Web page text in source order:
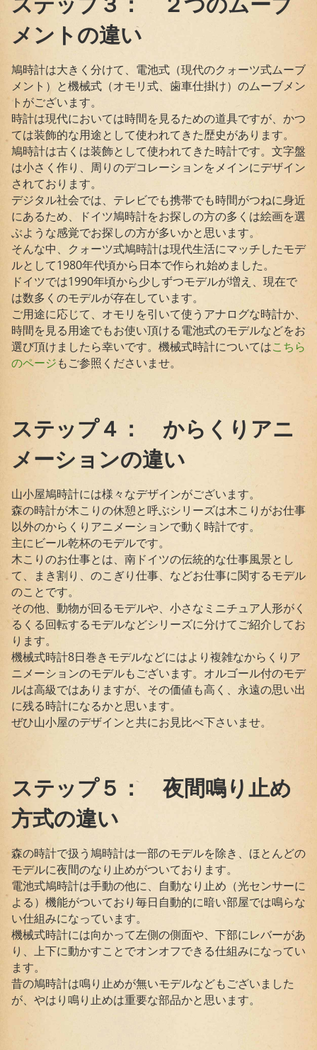
メントの違い
鳩時計は大きく分けて、電池式（現代のクォーツ式ムーブ
メント）と機械式（オモリ式、歯車仕掛け）のムーブメン
トがございます。
時計は現代においては時間を見るための道具ですが、かつ
ては装飾的な用途として使われてきた歴史があります。
鳩時計は古くは装飾として使われてきた時計です。文字盤
は小さく作り、周りのデコレーションをメインにデザイン
されております。
デジタル社会では、テレビでも携帯でも時間がつねに身近
にあるため、ドイツ鳩時計をお探しの方の多くは絵画を選
ぶような感覚でお探しの方が多いかと思います。
そんな中、クォーツ式鳩時計は現代生活にマッチしたモデ
ルとして1980年代頃から日本で作られ始めました。
ドイツでは1990年頃から少しずつモデルが増え、現在で
は数多くのモデルが存在しています。
ご用途に応じて、オモリを引いて使うアナログな時計か、
時間を見る用途でもお使い頂ける電池式のモデルなどをお
選び頂けましたら幸いです。機械式時計についてはこちら
のページ もご参照くださいませ。
ステップ４： からくりアニ
メーションの違い
山小屋鳩時計には様々なデザインがございます。
森の時計が木こりの休憩と呼ぶシリーズは木こりがお仕事
以外のからくりアニメーションで動く時計です。
主にビール乾杯のモデルです。
木こりのお仕事とは、南ドイツの伝統的な仕事風景とし
て、まき割り、のこぎり仕事、などお仕事に関するモデル
のことです。
その他、動物が回るモデルや、小さなミニチュア人形がく
るくる回転するモデルなどシリーズに分けてご紹介してお
ります。
機械式時計8日巻きモデルなどにはより複雑なからくりア
ニメーションのモデルもございます。オルゴール付のモデ
ルは高級ではありますが、その価値も高く、永遠の思い出
に残る時計になるかと思います。
ぜひ山小屋のデザインと共にお見比べ下さいませ。
ステップ５： 夜間鳴り止め
方式の違い
森の時計で扱う鳩時計は一部のモデルを除き、ほとんどの
モデルに夜間のなり止めがついております。
電池式鳩時計は手動の他に、自動なり止め（光センサーに
よる）機能がついており毎日自動的に暗い部屋では鳴らな
い仕組みになっています。
機械式時計には向かって左側の側面や、下部にレバーがあ
り、上下に動かすことでオンオフできる仕組みになってい
ます。
昔の鳩時計は鳴り止めが無いモデルなどもございました
が、やはり鳴り止めは重要な部品かと思います。